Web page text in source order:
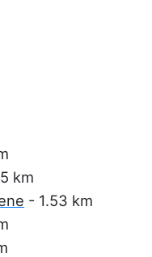
km
- 1.53 km